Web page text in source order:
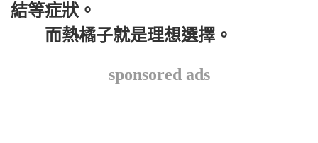
結等症狀。
而熱橘子就是理想選擇。
sponsored ads